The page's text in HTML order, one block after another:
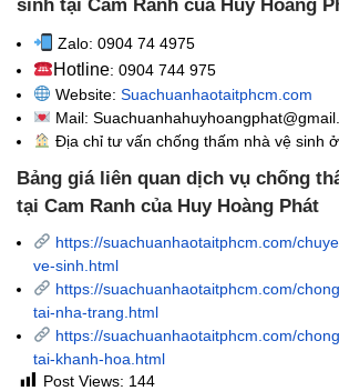
sinh tại Cam Ranh của Huy Hoàng
Zalo: 0904 74 4975
Hotline: 0904 744 975
Website: Suachuanhaotaitphcm.com
Mail:
Địa chỉ tư vấn chống thấm nhà vệ sinh
Bảng giá liên quan dịch vụ chống
tại Cam Ranh của Huy Hoàng Phát
https://suachuanhaotaitphcm.com/
ve-sinh.html
https://suachuanhaotaitphcm.com/
tai-nha-trang.html
https://suachuanhaotaitphcm.com/
tai-khanh-hoa.html
Post Views: 144